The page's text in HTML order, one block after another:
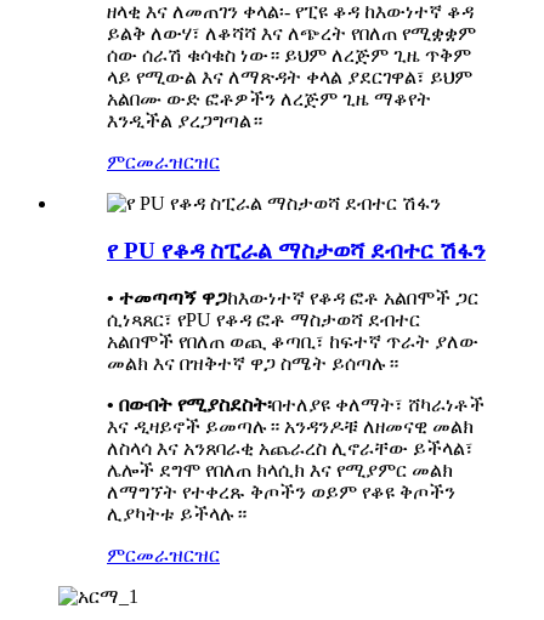
ዘላቂ እና ለመጠገን ቀላል፡- የፒዩ ቆዳ ከእውነተኛ ቆዳ
ይልቅ ለውሃ፣ ለቆሻሻ እና ለጭረት የበለጠ የሚቋቋም
ሰው ሰራሽ ቁሳቁስ ነው። ይህም ለረጅም ጊዜ ጥቅም
ላይ የሚውል እና ለማጽዳት ቀላል ያደርገዋል፣ ይህም
አልበሙ ውድ ፎቶዎችን ለረጅም ጊዜ ማቆየት
እንዲችል ያረጋግጣል።
ምርመራዝርዝር
የ PU የቆዳ ስፒራል ማስታወሻ ደብተር ሽፋን
• ተመጣጣኝ ዋጋከእውነተኛ የቆዳ ፎቶ አልበሞች ጋር
ሲነጻጸር፣ የPU የቆዳ ፎቶ ማስታወሻ ደብተር
አልበሞች የበለጠ ወጪ ቆጣቢ፣ ከፍተኛ ጥራት ያለው
መልክ እና በዝቅተኛ ዋጋ ስሜት ይሰጣሉ።
• በውበት የሚያስደስት፡በተለያዩ ቀለማት፣ ሸካራነቶች
እና ዲዛይኖች ይመጣሉ። አንዳንዶቹ ለዘመናዊ መልክ
ለስላሳ እና አንጸባራቂ አጨራረስ ሊኖራቸው ይችላል፣
ሌሎች ደግሞ የበለጠ ክላሲክ እና የሚያምር መልክ
ለማግኘት የተቀረጹ ቅጦችን ወይም የቆዩ ቅጦችን
ሊያካትቱ ይችላሉ።
ምርመራዝርዝር